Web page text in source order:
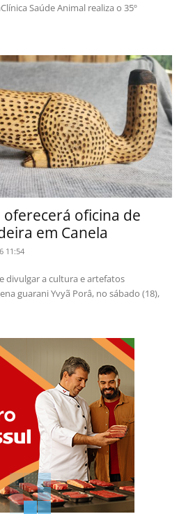
Saúde Animal realiza o 35º
oferecerá oficina de
em Canela
11:54
divulgar a cultura e artefatos
guarani Yvyã Porâ, no sábado (18),